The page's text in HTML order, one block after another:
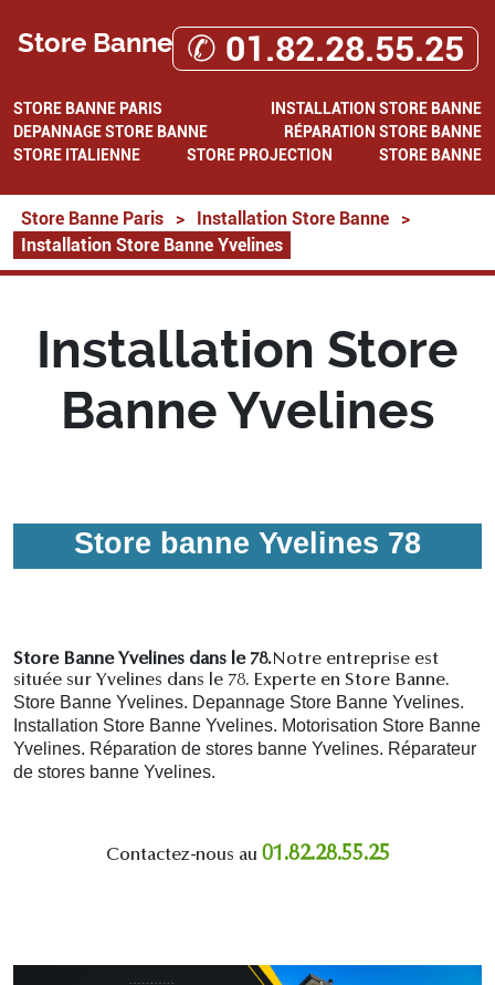
Store Banne ✆ 01.82.28.55.25
STORE BANNE PARIS
INSTALLATION STORE BANNE
DEPANNAGE STORE BANNE
RÉPARATION STORE BANNE
STORE ITALIENNE
STORE PROJECTION STORE BANNE
Store Banne Paris > Installation Store Banne
>
Installation Store Banne Yvelines
Installation Store
Banne Yvelines
Store banne Yvelines 78
Store Banne Yvelines dans le 78.Notre entreprise est
située sur Yvelines dans le 78. Experte en Store Banne.
Store Banne Yvelines. Depannage Store Banne Yvelines.
Installation Store Banne Yvelines. Motorisation Store Banne
Yvelines. Réparation de stores banne Yvelines. Réparateur
de stores banne Yvelines.
Contactez-nous au 01.82.28.55.25